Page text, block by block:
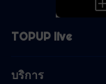
TOPUP live
บริการ